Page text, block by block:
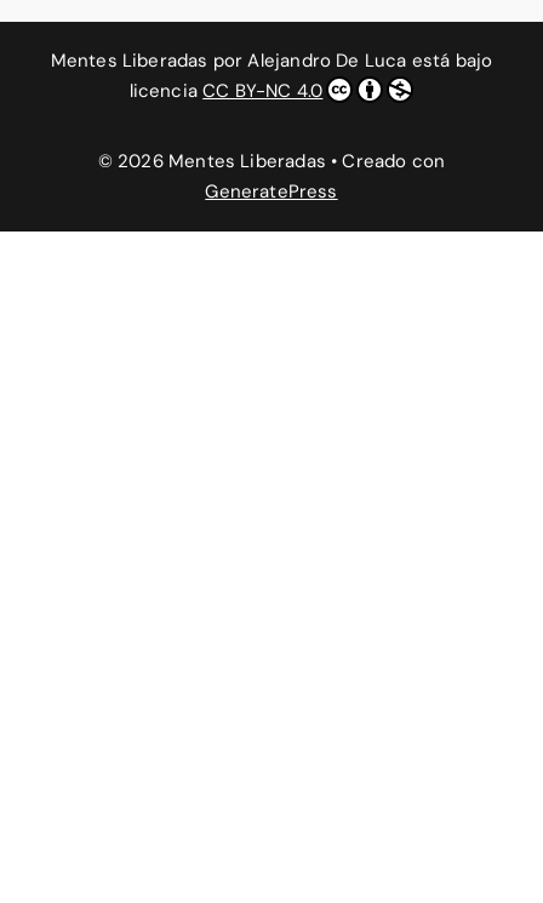
Mentes Liberadas porAlejandro De Luca está bajo
licenciaCC BY-NC 4.0
© 2026 Mentes Liberadas • Creado con
GeneratePress